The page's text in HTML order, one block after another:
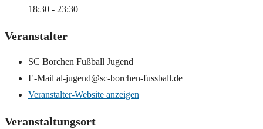
18:30 - 23:30
Veranstalter
SC Borchen Fußball Jugend
E-Mail al-jugend@sc-borchen-fussball.de
Veranstalter-Website anzeigen
Veranstaltungsort